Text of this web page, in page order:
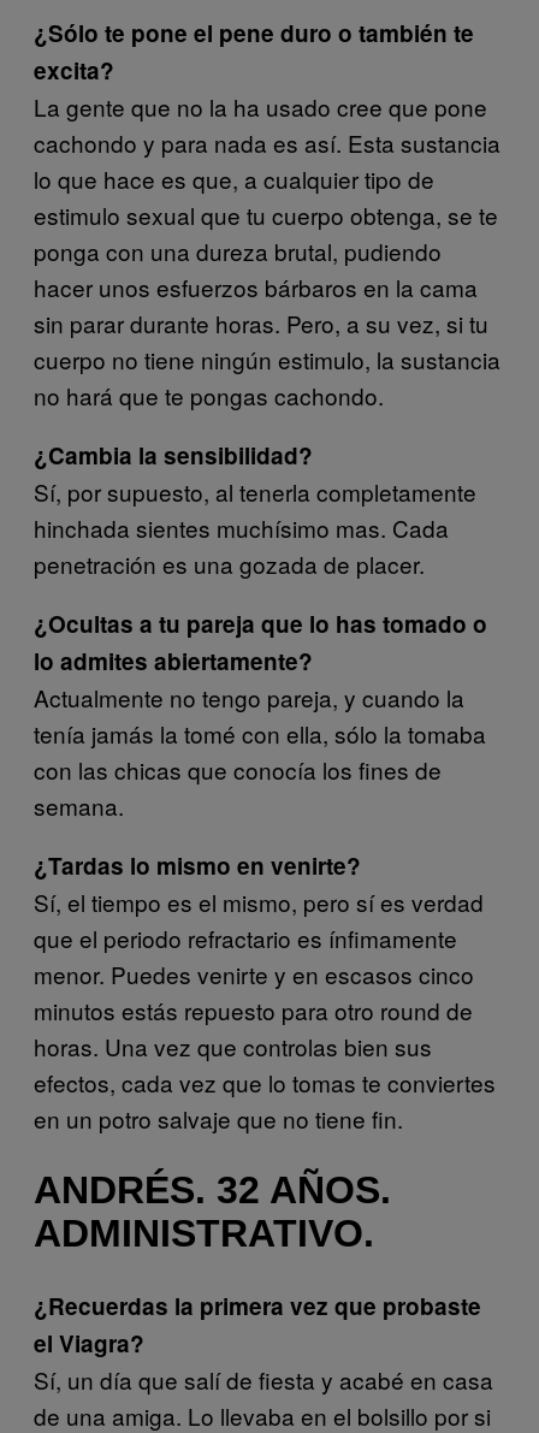
¿Sólo te pone el pene duro o también te
excita?
La gente que no la ha usado cree que pone
cachondo y para nada es así. Esta sustancia
lo que hace es que, a cualquier tipo de
estimulo sexual que tu cuerpo obtenga, se te
ponga con una dureza brutal, pudiendo
hacer unos esfuerzos bárbaros en la cama
sin parar durante horas. Pero, a su vez, si tu
cuerpo no tiene ningún estimulo, la sustancia
no hará que te pongas cachondo.
¿Cambia la sensibilidad?
Sí, por supuesto, al tenerla completamente
hinchada sientes muchísimo mas. Cada
penetración es una gozada de placer.
¿Ocultas a tu pareja que lo has tomado o
lo admites abiertamente?
Actualmente no tengo pareja, y cuando la
tenía jamás la tomé con ella, sólo la tomaba
con las chicas que conocía los fines de
semana.
¿Tardas lo mismo en venirte?
Sí, el tiempo es el mismo, pero sí es verdad
que el periodo refractario es ínfimamente
menor. Puedes venirte y en escasos cinco
minutos estás repuesto para otro round de
horas. Una vez que controlas bien sus
efectos, cada vez que lo tomas te conviertes
en un potro salvaje que no tiene fin.
ANDRÉS. 32 AÑOS.
ADMINISTRATIVO.
¿Recuerdas la primera vez que probaste
el Viagra?
Sí, un día que salí de fiesta y acabé en casa
de una amiga. Lo llevaba en el bolsillo por si